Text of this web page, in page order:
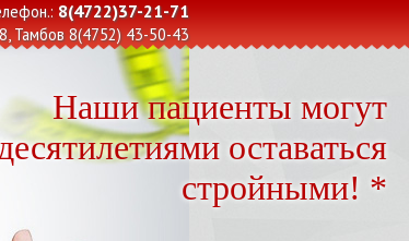
8(4722)37-21-71
, Тамбов 8(4752) 43-50-43
Наши пациенты могут
десятилетиями оставаться
стройными! *